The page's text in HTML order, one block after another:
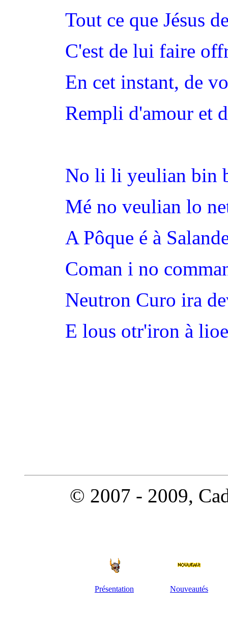
Tout ce que Jésus
C'est de lui faire
En cet instant, de
Rempli d'amour et
No li li yeulian bin
Mé no veulian lo
A Pôque é à
Coman i no
Neutron Curo ira
E lous otr'iron à
© 2007 - 2009,
Présentation Nouveautés